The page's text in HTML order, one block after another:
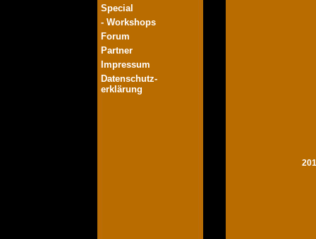
Special
- Workshops
Forum
Partner
Impressum
Datenschutz-
erklärung